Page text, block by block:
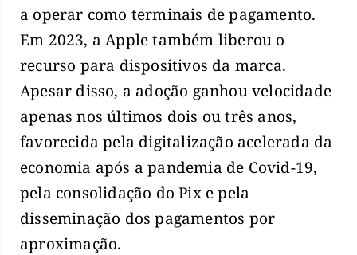
a operar como terminais de pagamento.
Em 2023, a Apple também liberou o
recurso para dispositivos da marca.
Apesar disso, a adoção ganhou velocidade
apenas nos últimos dois ou três anos,
favorecida pela digitalização acelerada da
economia após a pandemia de Covid-19,
pela consolidação do Pix e pela
disseminação dos pagamentos por
aproximação.